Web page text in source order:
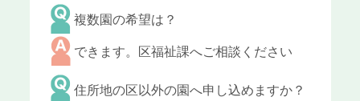
複数園の希望は？
できます。区福祉課へご相談ください
住所地の区以外の園へ申し込めますか？